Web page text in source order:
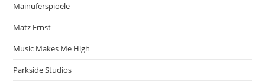
Mainuferspioele
Matz Ernst
Music Makes Me High
Parkside Studios